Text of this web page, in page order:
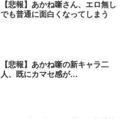
【悲報】あかね噺さん、エロ無し
でも普通に面白くなってしまう
【悲報】あかね噺の新キャラ二
人、既にカマセ感が…